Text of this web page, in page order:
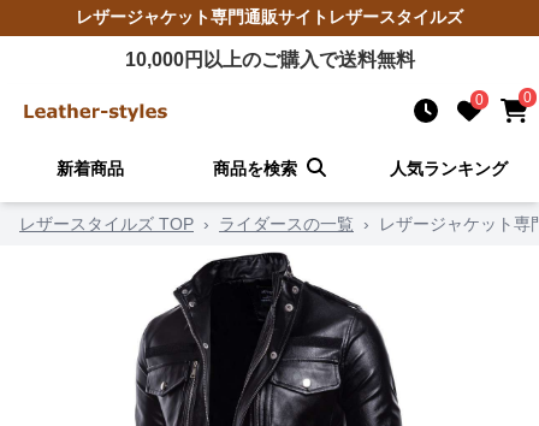
レザージャケット専門通販サイト レザースタイルズ
10,000円以上のご購入で送料無料
0 0
新着商品 商品を検索 人気ランキング
レザースタイルズ TOP › ライダースの一覧 › レザージャケット専